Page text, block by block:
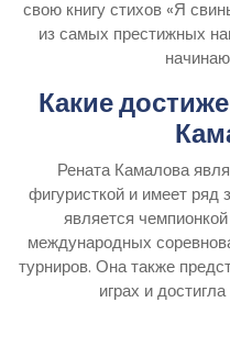
свою книгу стихов «Я
из самых престижных
Какие
Рената Камалова
фигуристкой и имеет
является
международных
турниров. Она также
играх и